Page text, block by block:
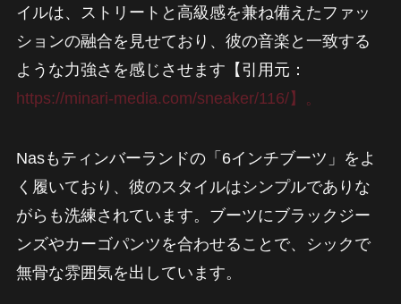
イルは、ストリートと高級感を兼ね備えたファッ
ションの融合を見せており、彼の音楽と一致する
ような力強さを感じさせます【引用元：
https://minari-media.com/sneaker/116/】。
Nasもティンバーランドの「6インチブーツ」をよ
く履いており、彼のスタイルはシンプルでありな
がらも洗練されています。ブーツにブラックジー
ンズやカーゴパンツを合わせることで、シックで
無骨な雰囲気を出しています。